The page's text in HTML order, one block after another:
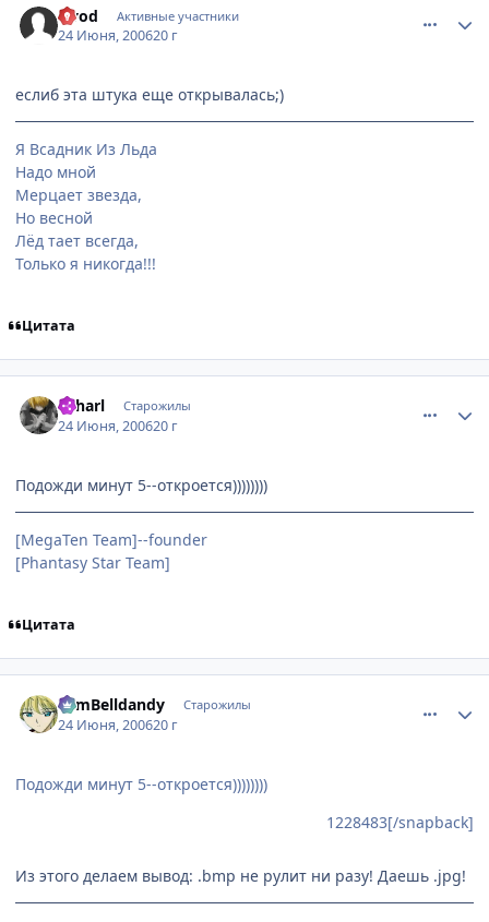
Ovod Активные участники
24 Июня, 200620 г
еслиб эта штука еще открывалась;)
Я Всадник Из Льда
Надо мной
Мерцает звезда,
Но весной
Лёд тает всегда,
Только я никогда!!!
Цитата
Laharl Старожилы
24 Июня, 200620 г
Подожди минут 5--откроется))))))))
[MegaTen Team]--founder
[Phantasy Star Team]
Цитата
TomBelldandy Старожилы
24 Июня, 200620 г
Подожди минут 5--откроется))))))))
1228483[/snapback]
Из этого делаем вывод: .bmp не рулит ни разу! Даешь .jpg!